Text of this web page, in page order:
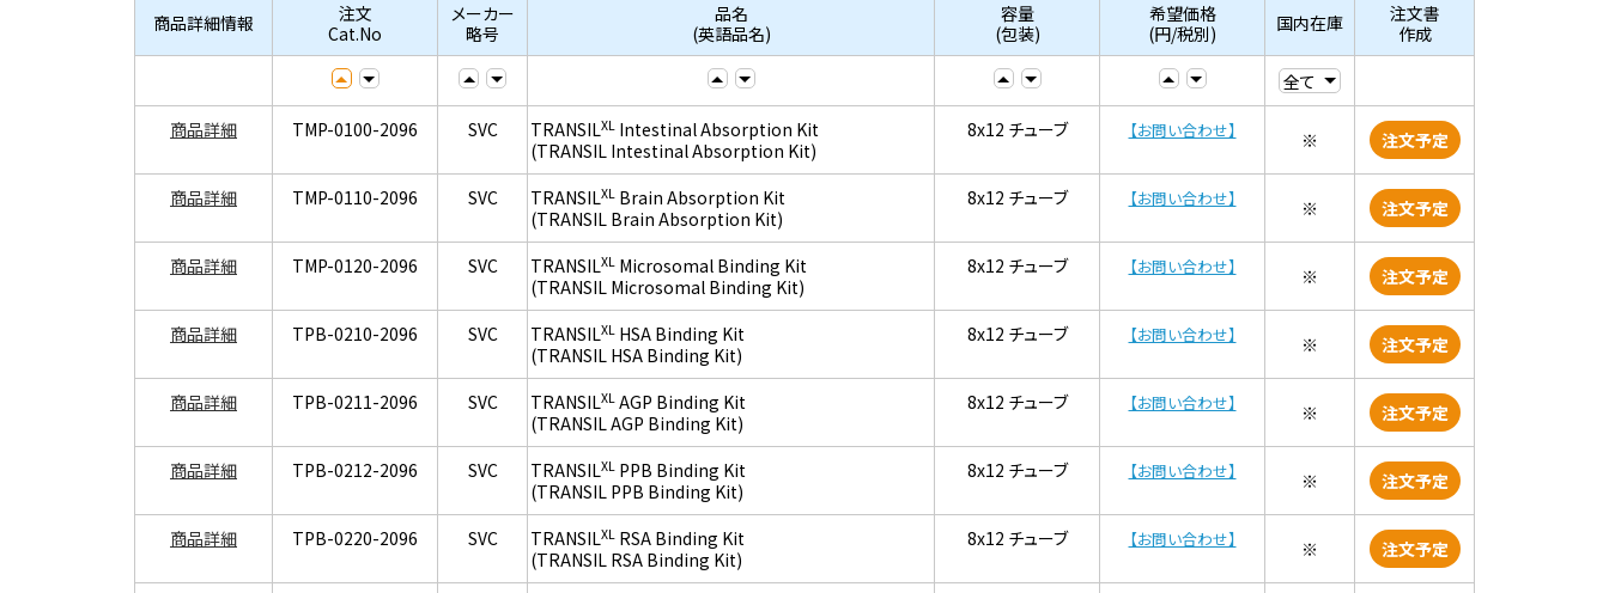
商品詳細情報
注文
Cat.No
メーカー
略号
品名
(英語品名)
容量
(包装)
希望価格
(円/税別)
国内在庫
注文書
作成
商品詳細 TMP-0100-2096 SVC TRANSILXL Intestinal Absorption Kit
(TRANSIL Intestinal Absorption Kit)
8x12 チューブ 【お問い合わせ】 ※ 注文予定
商品詳細 TMP-0110-2096 SVC TRANSILXL Brain Absorption Kit
(TRANSIL Brain Absorption Kit)
8x12 チューブ 【お問い合わせ】 ※ 注文予定
商品詳細 TMP-0120-2096 SVC TRANSILXL Microsomal Binding Kit
(TRANSIL Microsomal Binding Kit)
8x12 チューブ 【お問い合わせ】 ※ 注文予定
商品詳細 TPB-0210-2096 SVC TRANSILXL HSA Binding Kit
(TRANSIL HSA Binding Kit)
8x12 チューブ 【お問い合わせ】 ※ 注文予定
商品詳細 TPB-0211-2096 SVC TRANSILXL AGP Binding Kit
(TRANSIL AGP Binding Kit)
8x12 チューブ 【お問い合わせ】 ※ 注文予定
商品詳細 TPB-0212-2096 SVC TRANSILXL PPB Binding Kit
(TRANSIL PPB Binding Kit)
8x12 チューブ 【お問い合わせ】 ※ 注文予定
商品詳細 TPB-0220-2096 SVC TRANSILXL RSA Binding Kit
(TRANSIL RSA Binding Kit)
8x12 チューブ 【お問い合わせ】 ※ 注文予定